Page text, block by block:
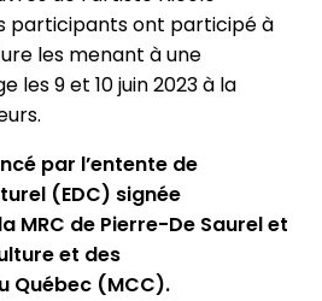
participants ont participé à
les menant à une
les 9 et 10 juin 2023 à la
par l’entente de
(EDC) signée
MRC de Pierre-De Saurel et
et des
Québec (MCC).